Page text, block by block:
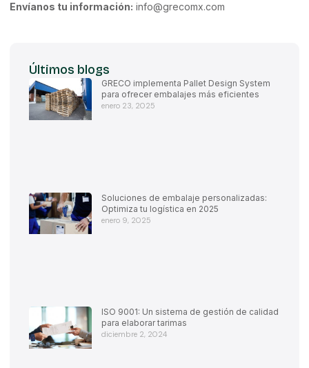
Envíanos tu información: info@grecomx.com
Últimos blogs
GRECO implementa Pallet Design System
para ofrecer embalajes más eficientes
enero 23, 2025
Soluciones de embalaje personalizadas:
Optimiza tu logística en 2025
enero 9, 2025
ISO 9001: Un sistema de gestión de calidad
para elaborar tarimas
diciembre 2, 2024